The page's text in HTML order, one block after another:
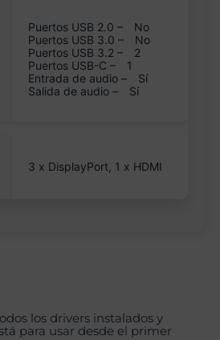
Puertos USB 2.0 –
No
Puertos USB 3.0 –
No
Puertos USB 3.2 –
2
Puertos USB-C –
1
Entrada de audio –
Sí
Salida de audio –
Sí
3 x DisplayPort, 1 x HDMI
los drivers instalados y
para usar desde el primer